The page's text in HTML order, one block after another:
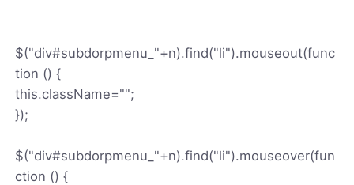
$("div#subdorpmenu_"+n).find("li").mouseout(func
tion () {
this.className="";
});
$("div#subdorpmenu_"+n).find("li").mouseover(fun
ction () {